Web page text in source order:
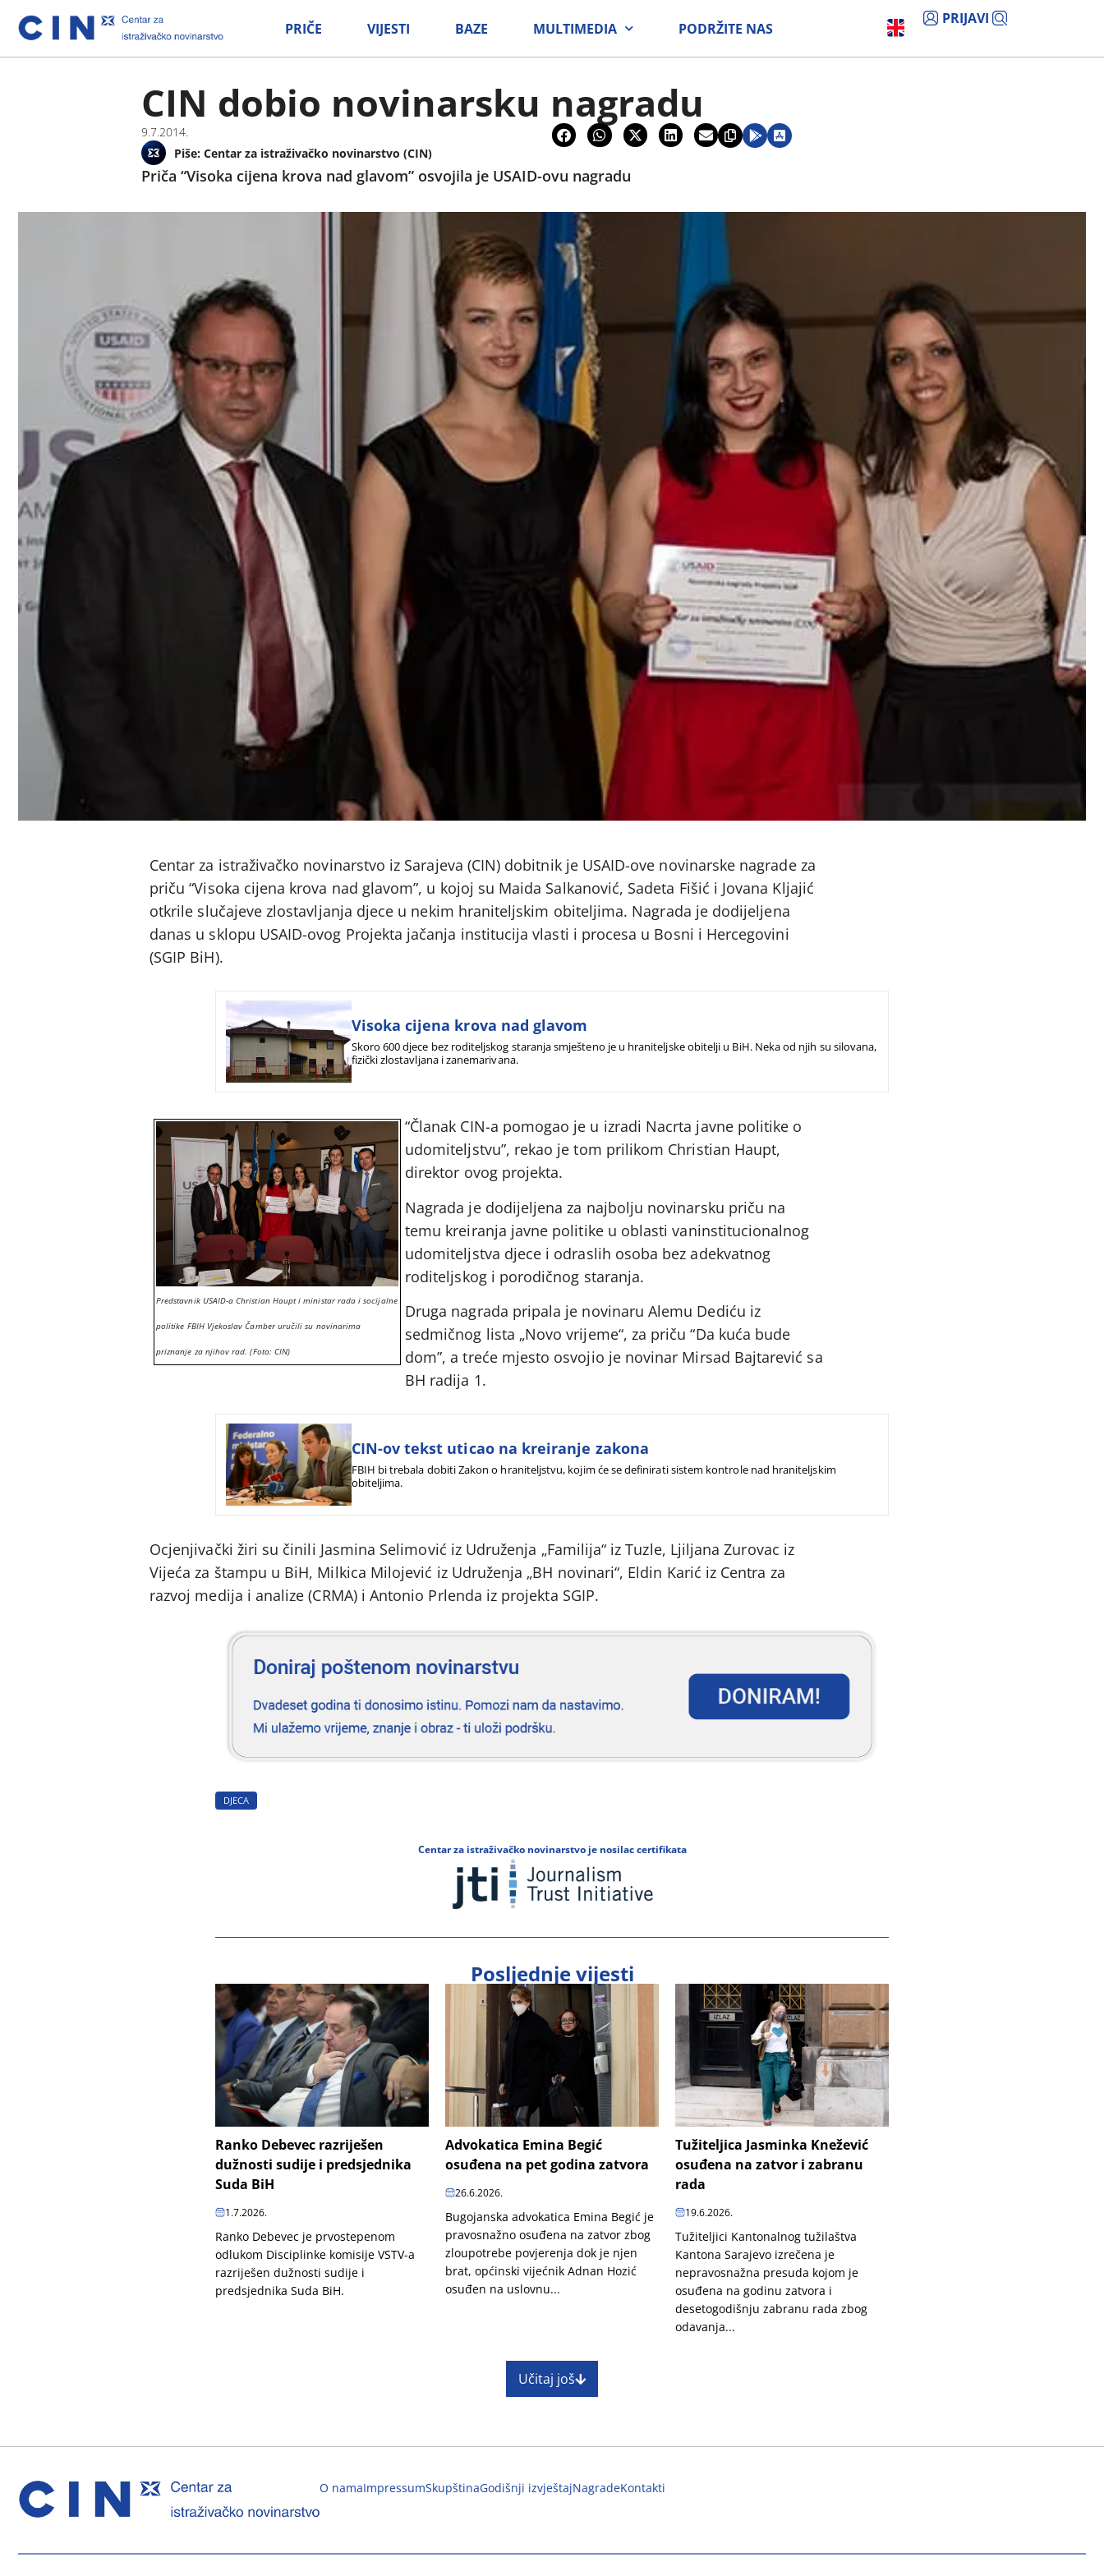
PRIČE VIJESTI BAZE MULTIMEDIA PODRŽITE NAS
PRIJAVI
CIN dobio novinarsku nagradu
9.7.2014.
Piše: Centar za istraživačko novinarstvo (CIN)
Priča “Visoka cijena krova nad glavom” osvojila je USAID-ovu nagradu
Centar za istraživačko novinarstvo iz Sarajeva (CIN) dobitnik je USAID-ove novinarske nagrade za
priču “Visoka cijena krova nad glavom”, u kojoj su Maida Salkanović, Sadeta Fišić i Jovana Kljajić
otkrile slučajeve zlostavljanja djece u nekim hraniteljskim obiteljima. Nagrada je dodijeljena
danas u sklopu USAID-ovog Projekta jačanja institucija vlasti i procesa u Bosni i Hercegovini
(SGIP BiH).
Visoka cijena krova nad glavom
Skoro 600 djece bez roditeljskog staranja smješteno je u hraniteljske obitelji u BiH. Neka od njih su silovana,
fizički zlostavljana i zanemarivana.
Predstavnik USAID-a Christian Haupt i ministar rada i socijalne
politike FBIH Vjekoslav Čamber uručili su novinarima
priznanje za njihov rad. (Foto: CIN)
“Članak CIN-a pomogao je u izradi Nacrta javne politike o
udomiteljstvu”, rekao je tom prilikom Christian Haupt,
direktor ovog projekta.
Nagrada je dodijeljena za najbolju novinarsku priču na
temu kreiranja javne politike u oblasti vaninstitucionalnog
udomiteljstva djece i odraslih osoba bez adekvatnog
roditeljskog i porodičnog staranja.
Druga nagrada pripala je novinaru Alemu Dediću iz
sedmičnog lista „Novo vrijeme“, za priču “Da kuća bude
dom”, a treće mjesto osvojio je novinar Mirsad Bajtarević sa
BH radija 1.
CIN-ov tekst uticao na kreiranje zakona
FBIH bi trebala dobiti Zakon o hraniteljstvu, kojim će se definirati sistem kontrole nad hraniteljskim
obiteljima.
Ocjenjivački žiri su činili Jasmina Selimović iz Udruženja „Familija“ iz Tuzle, Ljiljana Zurovac iz
Vijeća za štampu u BiH, Milkica Milojević iz Udruženja „BH novinari“, Eldin Karić iz Centra za
razvoj medija i analize (CRMA) i Antonio Prlenda iz projekta SGIP.
DJECA
Centar za istraživačko novinarstvo je nosilac certifikata
Posljednje vijesti
Ranko Debevec razriješen
dužnosti sudije i predsjednika
Suda BiH
1.7.2026.
Ranko Debevec je prvostepenom
odlukom Disciplinke komisije VSTV-a
razriješen dužnosti sudije i
predsjednika Suda BiH.
Advokatica Emina Begić
osuđena na pet godina zatvora
26.6.2026.
Bugojanska advokatica Emina Begić je
pravosnažno osuđena na zatvor zbog
zloupotrebe povjerenja dok je njen
brat, općinski vijećnik Adnan Hozić
osuđen na uslovnu...
Tužiteljica Jasminka Knežević
osuđena na zatvor i zabranu
rada
19.6.2026.
Tužiteljici Kantonalnog tužilaštva
Kantona Sarajevo izrečena je
nepravosnažna presuda kojom je
osuđena na godinu zatvora i
desetogodišnju zabranu rada zbog
odavanja...
Učitaj još
O namaImpressumSkupštinaGodišnji izvještajNagradeKontakti